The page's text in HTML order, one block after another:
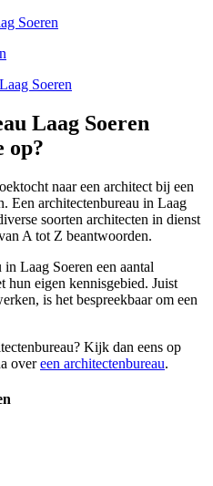
Soeren
Soeren
Laag Soeren
op?
naar een architect bij een
Een architectenbureau in Laag
soorten architecten in dienst
A tot Z beantwoorden.
Laag Soeren een aantal
hun eigen kennisgebied. Juist
is het bespreekbaar om een
Kijk dan eens op
overeen architectenbureau.